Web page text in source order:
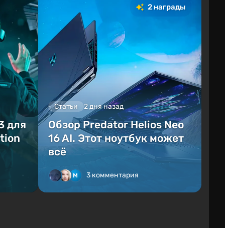
для
2 награды
Статьи 2 дня назад
Обзор Predator Helios Neo
16 AI. Этот ноутбук может
всё
3 комментария